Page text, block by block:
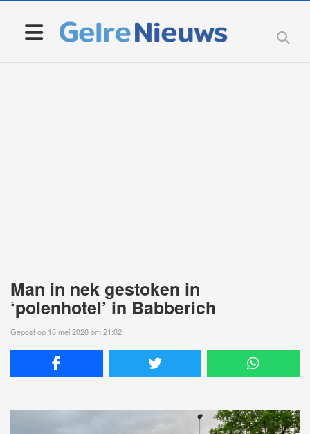
Man in nek gestoken in
‘polenhotel’ in Babberich
Gepost op 16 mei 2020 om 21:02